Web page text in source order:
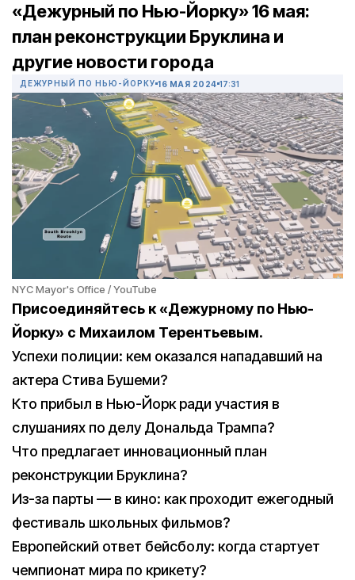
«Дежурный по Нью-Йорку» 16 мая:
план реконструкции Бруклина и
другие новости города
ДЕЖУРНЫЙ ПО НЬЮ-ЙОРКУ 16 МАЯ 2024 17:31
NYC Mayor's Office / YouTube
Присоединяйтесь к «Дежурному по Нью-
Йорку» с Михаилом Терентьевым.
Успехи полиции: кем оказался нападавший на
актера Стива Бушеми?
Кто прибыл в Нью-Йорк ради участия в
слушаниях по делу Дональда Трампа?
Что предлагает инновационный план
реконструкции Бруклина?
Из-за парты — в кино: как проходит ежегодный
фестиваль школьных фильмов?
Европейский ответ бейсболу: когда стартует
чемпионат мира по крикету?